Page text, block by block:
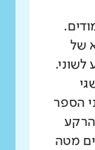
של
לשוני.
הספר
מטה